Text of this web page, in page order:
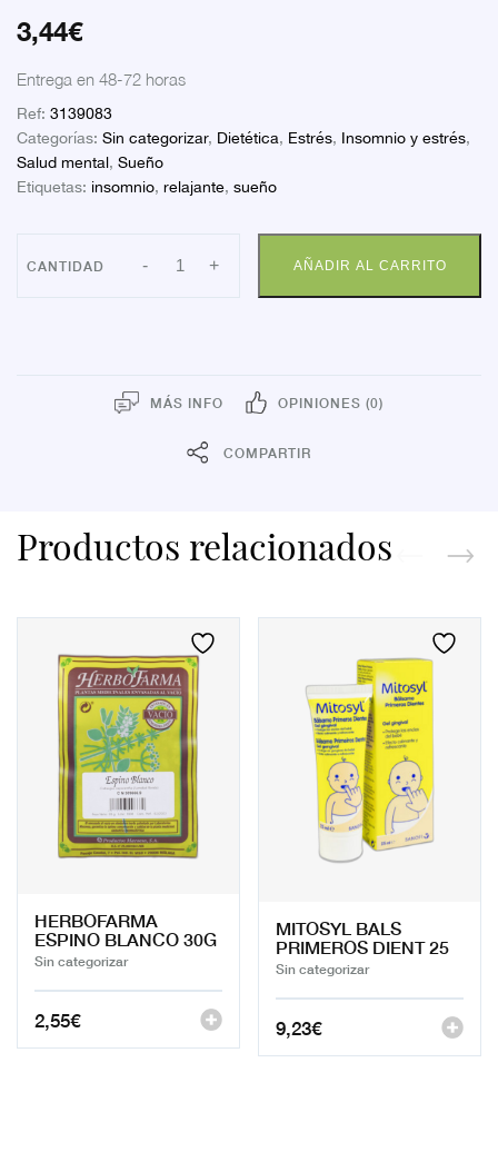
3,44€
Entrega en 48-72 horas
Ref: 3139083
Categorías: Sin categorizar, Dietética, Estrés, Insomnio y estrés,
Salud mental, Sueño
Etiquetas: insomnio, relajante, sueño
- HERBOFARMA
VALERIANA
+ AÑADIR AL CARRITO
MÁS INFO OPINIONES (0)
COMPARTIR
Productos relacionados
HERBOFARMA
ESPINO BLANCO 30G
Sin categorizar
2,55€
MITOSYL BALS
PRIMEROS DIENT 25
Sin categorizar
9,23€